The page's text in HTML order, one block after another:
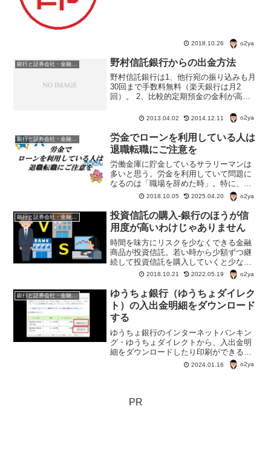
2018.10.26 o2ya
銀行と証券会社・金融商品 野村信託銀行からの出金方法
野村信託銀行は1、他行宛の振り込みも月
30回まで手数料無料（楽天銀行は月2
回）。 2、比較的定期預金の金利が高
数料は無料。 とまあ、メリットが多い
のだが、普通の銀行と違って、銀行固有
のキャッシュカードな...
2013.04.02 2014.12.11 o2ya
労金でローンを利用している人は
退職転職にご注意を
労働金庫に貯金しているサラリーマンは
多いと思う。労金を利用していて問題に
なるのは「職場を辞めた時」。特に、
「転職先が今まで利用していた労金の地
域の管轄外」だったり「転職先が労金と
取引が無い」等の場合だ。
2018.10.05 2025.04.20 o2ya
銀行と証券会社・金融商品
投資信託の購入-銀行のほうが信
用度が高いわけじゃありません
時間を味方にリスクを少なくできる金融
商品が投資信託。若い時から少額ずつ継
続して投資信託を購入していくと少ない
リスクで思わぬ利益になったりする。今
は色々な金融機関で投資信託を販売して
いる。投資信託を買うなら銀行？郵便
局？それとも証券会社？
2018.10.21 2022.05.19 o2ya
ゆうちょ銀行（ゆうちょダイレク
ト）の入出金明細をダウンロード
する
ゆうちょ銀行のインターネットバンキン
グ・ゆうちょダイレクトから、入出金明
細をダウンロードしたり印刷ができる。
データをダウンロードするとCSVファイ
ルでダウンロードできるので、いろいろ
2024.01.16 o2ya
PR